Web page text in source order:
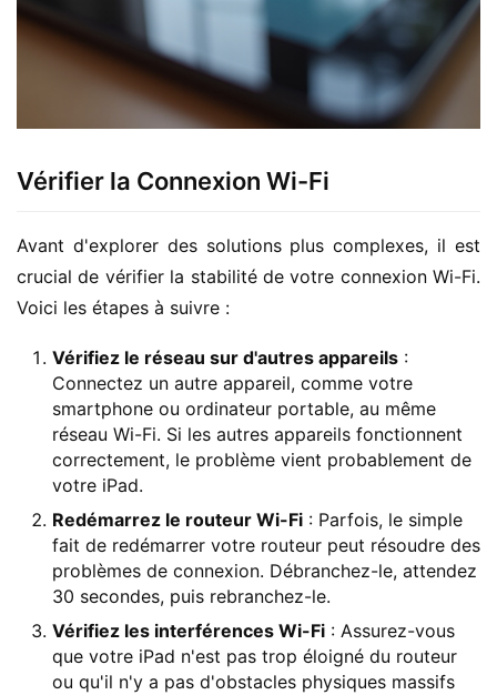
Vérifier la Connexion Wi-Fi
Avant d'explorer des solutions plus complexes, il est
crucial de vérifier la stabilité de votre connexion Wi-Fi.
Voici les étapes à suivre :
Vérifiez le réseau sur d'autres appareils :
Connectez un autre appareil, comme votre
smartphone ou ordinateur portable, au même
réseau Wi-Fi. Si les autres appareils fonctionnent
correctement, le problème vient probablement de
votre iPad.
Redémarrez le routeur Wi-Fi : Parfois, le simple
fait de redémarrer votre routeur peut résoudre des
problèmes de connexion. Débranchez-le, attendez
30 secondes, puis rebranchez-le.
Vérifiez les interférences Wi-Fi : Assurez-vous
que votre iPad n'est pas trop éloigné du routeur
ou qu'il n'y a pas d'obstacles physiques massifs